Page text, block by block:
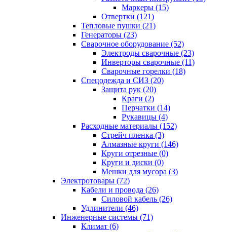
Маркеры (15)
Отвертки (121)
Тепловые пушки (21)
Генераторы (23)
Сварочное оборудование (52)
Электроды сварочные (23)
Инверторы сварочные (11)
Сварочные горелки (18)
Спецодежда и СИЗ (20)
Защита рук (20)
Краги (2)
Перчатки (14)
Рукавицы (4)
Расходные материалы (152)
Стрейч пленка (3)
Алмазные круги (146)
Круги отрезные (0)
Круги и диски (0)
Мешки для мусора (3)
Электротовары (72)
Кабели и провода (26)
Силовой кабель (26)
Удлинители (46)
Инженерные системы (71)
Климат (6)